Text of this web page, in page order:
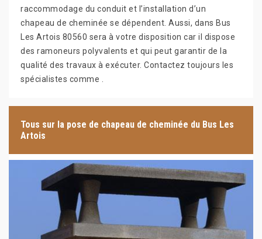
raccommodage du conduit et l’installation d’un
chapeau de cheminée se dépendent. Aussi, dans Bus
Les Artois 80560 sera à votre disposition car il dispose
des ramoneurs polyvalents et qui peut garantir de la
qualité des travaux à exécuter. Contactez toujours les
spécialistes comme .
Tous sur la pose de chapeau de cheminée du Bus Les
Artois